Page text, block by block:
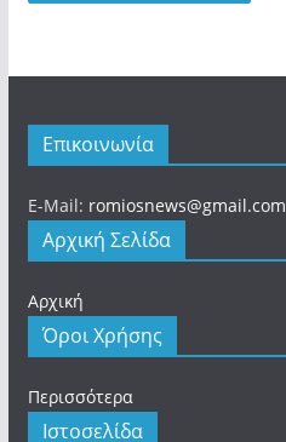
Επικοινωνία
E-Mail: romiosnews@gmail.com
Αρχική Σελίδα
Αρχική
Όροι Χρήσης
Περισσότερα
Ιστοσελίδα